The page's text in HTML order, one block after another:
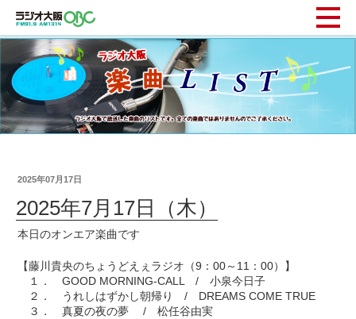
2025年07月17日
2025年7月17日（木）
本日のオンエア楽曲です
【藤川貴央のちょうどえぇラジオ（9：00～11：00）】
１． GOOD MORNING-CALL / 小泉今日子
２． うれしはずかし朝帰り / DREAMS COME TRUE
３． 真夏の夜の夢 / 松任谷由実